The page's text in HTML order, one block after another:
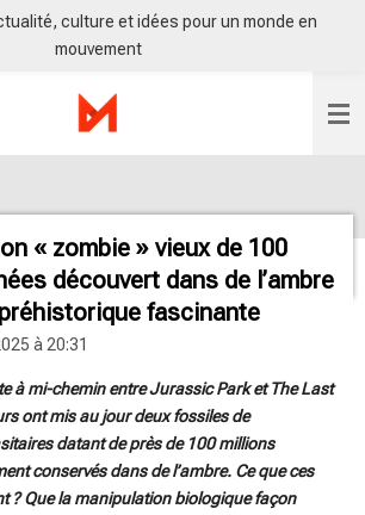
culture et idées pour un monde en
mouvement
« zombie » vieux de 100
découvert dans de l’ambre
fascinante
à 20:31
à mi-chemin entre Jurassic Park et The Last
ont mis au jour deux fossiles de
datant de près de 100 millions
conservés dans de l’ambre. Ce que ces
? Que la manipulation biologique façon